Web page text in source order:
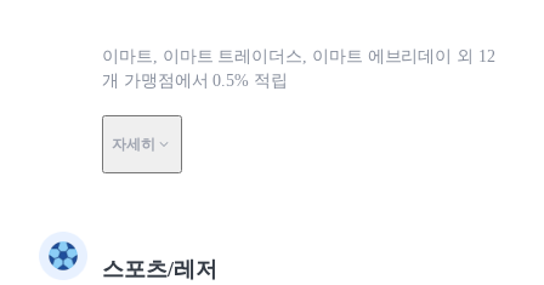
이마트, 이마트 트레이더스, 이마트 에브리데이 외 12
개 가맹점에서 0.5% 적립
자세히
스포츠/레저